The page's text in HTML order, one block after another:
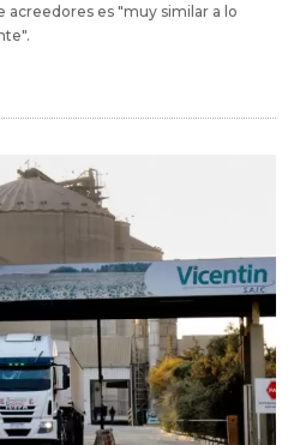
acreedores es "muy similar a lo